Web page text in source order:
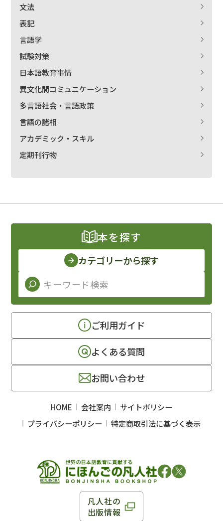
文法
表記
言語学
試験対策
日本語教育事情
異文化間コミュニケーション
多言語社会・言語政策
言語の諸相
アカデミック・スキル
定期刊行物
凡人社の
出版情報
本を探す
カテゴリーから探す
ご利用ガイド
よくある質問
お問い合わせ
HOME 会社案内
サイトポリシー
プライバシーポリシー
特定商取引法に基づく表示